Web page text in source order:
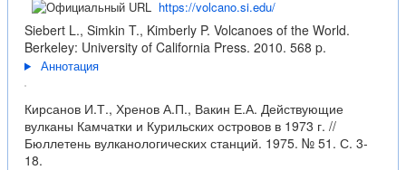
https://volcano.si.edu/
Siebert L., Simkin T., Kimberly P. Volcanoes of the World.
Berkeley: University of California Press. 2010. 568 p.
Аннотация
Кирсанов И.Т., Хренов А.П., Вакин Е.А. Действующие
вулканы Камчатки и Курильских островов в 1973 г. //
Бюллетень вулканологических станций. 1975. № 51. С. 3-
18.